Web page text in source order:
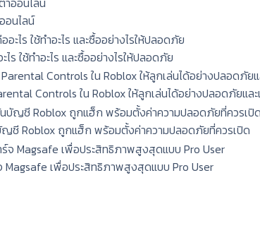
อนไลน์
ไร ใช้ทำอะไร และซื้ออย่างไรให้ปลอดภัย
Controls ใน Roblox ให้ลูกเล่นได้อย่างปลอดภัยและ
ชี Roblox ถูกแฮ็ก พร้อมตั้งค่าความปลอดภัยที่ควรเปิด
Magsafe เพื่อประสิทธิภาพสูงสุดแบบ Pro User